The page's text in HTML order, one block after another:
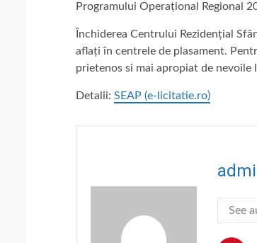
Programului Operațional Regional
Închiderea Centrului Rezidențial
aflați în centrele de plasament.
prietenos si mai apropiat de nevoile
Detalii: SEAP (e-licitatie.ro)
See